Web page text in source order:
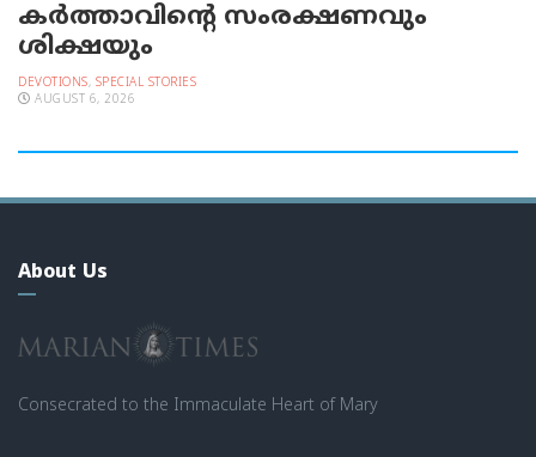
കർത്താവിന്റെ സംരക്ഷണവും
ശിക്ഷയും
DEVOTIONS, SPECIAL STORIES
AUGUST 6, 2026
About Us
Consecrated to the Immaculate Heart of Mary